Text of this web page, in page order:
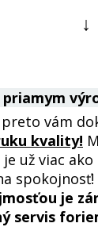
↓
priamym
preto vám
kvality!
už viac ako
spokojnosť!
je
servis